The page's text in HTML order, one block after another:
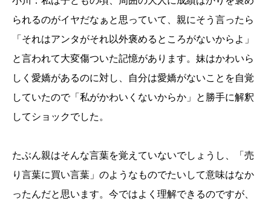
られるのがイヤだなぁと思っていて、親にそう言ったら
「それはアンタがそれ以外褒めるところがないからよ」
と言われて大変傷ついた記憶があります。妹はかわいら
しく愛嬌があるのに対し、自分は愛嬌がないことを自覚
していたので「私がかわいくないからか」と勝手に解釈
してショックでした。
たぶん親はそんな言葉を覚えていないでしょうし、「売
り言葉に買い言葉」のようなものでたいして意味はなか
ったんだと思います。今ではよく理解できるのですが、